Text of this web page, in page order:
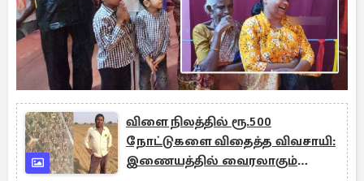
விளை நிலத்தில் ரூ.500
நோட்டுகளை விதைத்த விவசாயி:
இணையத்தில் வைரலாகும்